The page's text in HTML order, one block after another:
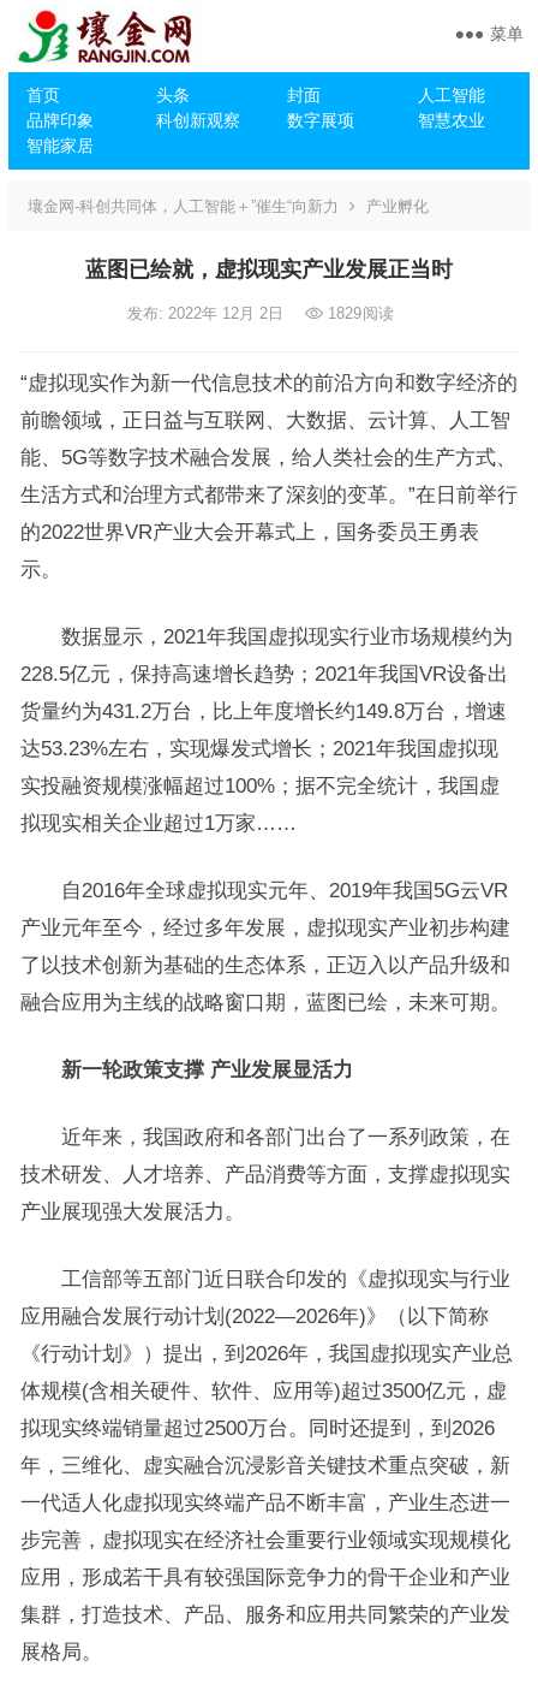
首页 头条 封面
人工智能
品牌印象
科创新观察 数字展项
智慧农业
智能家居
菜单
壤金网-科创共同体，人工智能＋”催生“向新力 产业孵化
蓝图已绘就，虚拟现实产业发展正当时
发布: 2022年 12月 2日 1829阅读
“虚拟现实作为新一代信息技术的前沿方向和数字经济的
前瞻领域，正日益与互联网、大数据、云计算、人工智
能、5G等数字技术融合发展，给人类社会的生产方式、
生活方式和治理方式都带来了深刻的变革。”在日前举行
的2022世界VR产业大会开幕式上，国务委员王勇表
示。
数据显示，2021年我国虚拟现实行业市场规模约为
228.5亿元，保持高速增长趋势；2021年我国VR设备出
货量约为431.2万台，比上年度增长约149.8万台，增速
达53.23%左右，实现爆发式增长；2021年我国虚拟现
实投融资规模涨幅超过100%；据不完全统计，我国虚
拟现实相关企业超过1万家……
自2016年全球虚拟现实元年、2019年我国5G云VR
产业元年至今，经过多年发展，虚拟现实产业初步构建
了以技术创新为基础的生态体系，正迈入以产品升级和
融合应用为主线的战略窗口期，蓝图已绘，未来可期。
新一轮政策支撑 产业发展显活力
近年来，我国政府和各部门出台了一系列政策，在
技术研发、人才培养、产品消费等方面，支撑虚拟现实
产业展现强大发展活力。
工信部等五部门近日联合印发的《虚拟现实与行业
应用融合发展行动计划(2022—2026年)》（以下简称
《行动计划》）提出，到2026年，我国虚拟现实产业总
体规模(含相关硬件、软件、应用等)超过3500亿元，虚
拟现实终端销量超过2500万台。同时还提到，到2026
年，三维化、虚实融合沉浸影音关键技术重点突破，新
一代适人化虚拟现实终端产品不断丰富，产业生态进一
步完善，虚拟现实在经济社会重要行业领域实现规模化
应用，形成若干具有较强国际竞争力的骨干企业和产业
集群，打造技术、产品、服务和应用共同繁荣的产业发
展格局。